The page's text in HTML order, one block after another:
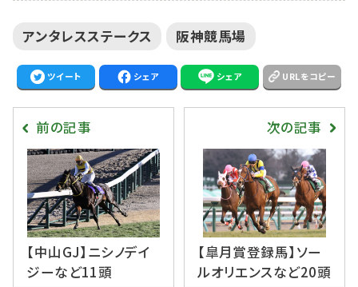
イ...
アンタレスステークス 阪神競馬場
ツイート シェア シェア URLをコピー
前の記事
【中山GJ】ニシノデイ
ジーなど11頭
次の記事
【皐月賞登録馬】ソー
ルオリエンスなど20頭